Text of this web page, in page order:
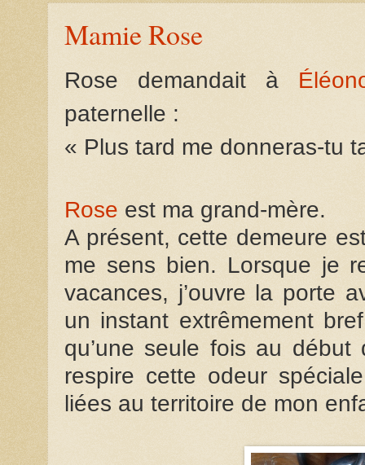
Mamie Rose
Rose demandait à
paternelle :
« Plus tard me donneras-tu
Rose est ma grand-mère.
A présent, cette demeure
me sens bien. Lorsque je
vacances, j’ouvre la porte
un instant extrêmement
qu’une seule fois au
respire cette odeur
liées au territoire de mon